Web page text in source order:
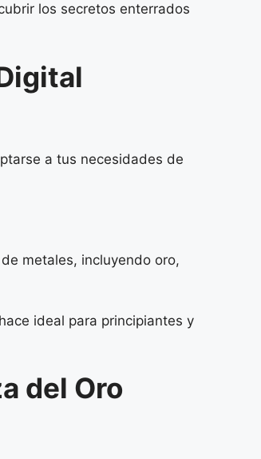
los secretos enterrados
a tus necesidades de
metales, incluyendo oro,
ideal para principiantes y
del Oro